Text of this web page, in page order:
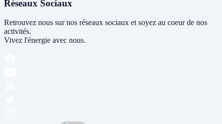
Réseaux Sociaux
Retrouvez nous sur nos réseaux sociaux et soyez au coeur de nos
activités.
Vivez l'énergie avec nous.